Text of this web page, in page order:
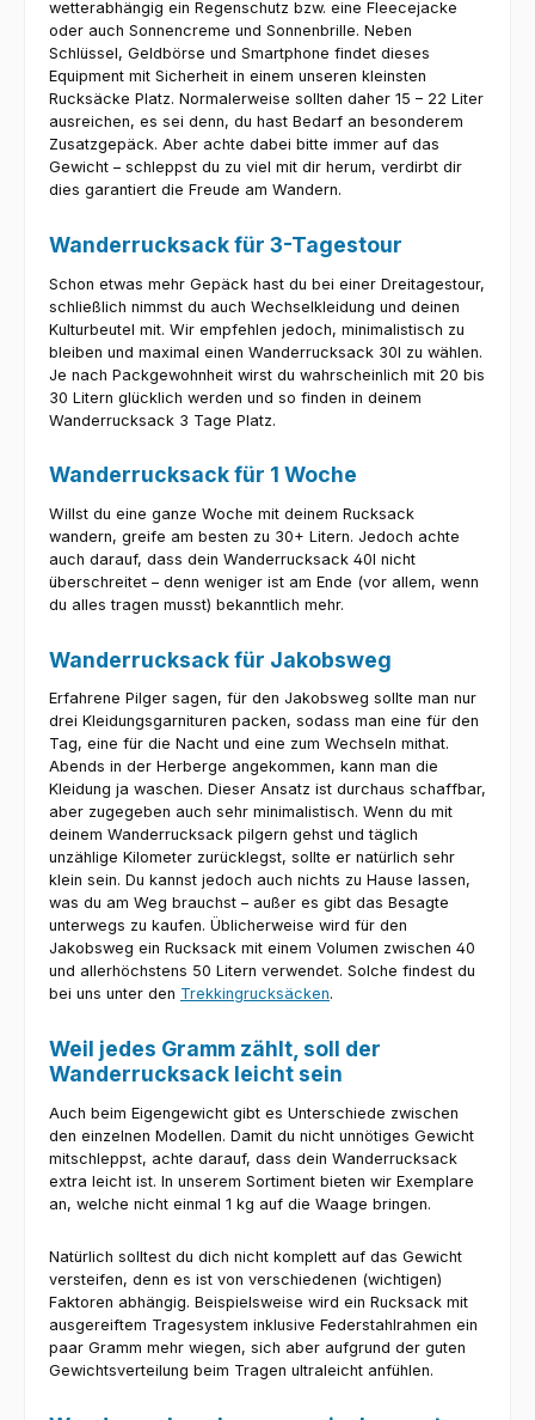
wetterabhängig ein Regenschutz bzw. eine Fleecejacke
oder auch Sonnencreme und Sonnenbrille. Neben
Schlüssel, Geldbörse und Smartphone findet dieses
Equipment mit Sicherheit in einem unseren kleinsten
Rucksäcke Platz. Normalerweise sollten daher 15 – 22 Liter
ausreichen, es sei denn, du hast Bedarf an besonderem
Zusatzgepäck. Aber achte dabei bitte immer auf das
Gewicht – schleppst du zu viel mit dir herum, verdirbt dir
dies garantiert die Freude am Wandern.
Wanderrucksack für 3-Tagestour
Schon etwas mehr Gepäck hast du bei einer Dreitagestour,
schließlich nimmst du auch Wechselkleidung und deinen
Kulturbeutel mit. Wir empfehlen jedoch, minimalistisch zu
bleiben und maximal einen Wanderrucksack 30l zu wählen.
Je nach Packgewohnheit wirst du wahrscheinlich mit 20 bis
30 Litern glücklich werden und so finden in deinem
Wanderrucksack 3 Tage Platz.
Wanderrucksack für 1 Woche
Willst du eine ganze Woche mit deinem Rucksack
wandern, greife am besten zu 30+ Litern. Jedoch achte
auch darauf, dass dein Wanderrucksack 40l nicht
überschreitet – denn weniger ist am Ende (vor allem, wenn
du alles tragen musst) bekanntlich mehr.
Wanderrucksack für Jakobsweg
Erfahrene Pilger sagen, für den Jakobsweg sollte man nur
drei Kleidungsgarnituren packen, sodass man eine für den
Tag, eine für die Nacht und eine zum Wechseln mithat.
Abends in der Herberge angekommen, kann man die
Kleidung ja waschen. Dieser Ansatz ist durchaus schaffbar,
aber zugegeben auch sehr minimalistisch. Wenn du mit
deinem Wanderrucksack pilgern gehst und täglich
unzählige Kilometer zurücklegst, sollte er natürlich sehr
klein sein. Du kannst jedoch auch nichts zu Hause lassen,
was du am Weg brauchst – außer es gibt das Besagte
unterwegs zu kaufen. Üblicherweise wird für den
Jakobsweg ein Rucksack mit einem Volumen zwischen 40
und allerhöchstens 50 Litern verwendet. Solche findest du
bei uns unter den Trekkingrucksäcken.
Weil jedes Gramm zählt, soll der
Wanderrucksack leicht sein
Auch beim Eigengewicht gibt es Unterschiede zwischen
den einzelnen Modellen. Damit du nicht unnötiges Gewicht
mitschleppst, achte darauf, dass dein Wanderrucksack
extra leicht ist. In unserem Sortiment bieten wir Exemplare
an, welche nicht einmal 1 kg auf die Waage bringen.
Natürlich solltest du dich nicht komplett auf das Gewicht
versteifen, denn es ist von verschiedenen (wichtigen)
Faktoren abhängig. Beispielsweise wird ein Rucksack mit
ausgereiftem Tragesystem inklusive Federstahlrahmen ein
paar Gramm mehr wiegen, sich aber aufgrund der guten
Gewichtsverteilung beim Tragen ultraleicht anfühlen.